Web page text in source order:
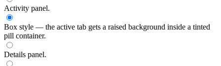
Activity panel.
Box style — the active tab gets a raised background inside a tinted
pill container.
Details panel.